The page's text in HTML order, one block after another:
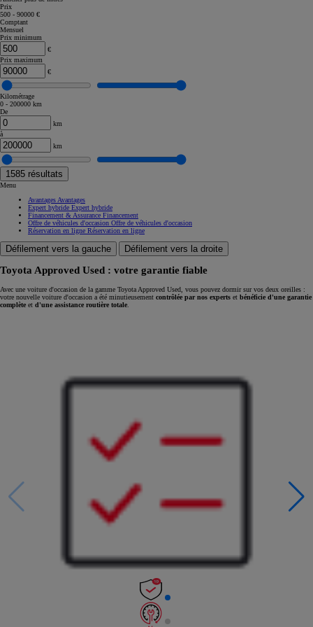
Prix
500 - 90000 €
Comptant
Mensuel
Prix minimum
€
Prix maximum
€
Kilométrage
0 - 200000 km
De
km
à
km
1585 résultats
Menu
Avantages Avantages
Expert hybride Expert hybride
Financement & Assurance Financement
Offre de véhicules d'occasion Offre de véhicules d'occasion
Réservation en ligne Réservation en ligne
Défilement vers la gauche Défilement vers la droite
Toyota Approved Used : votre garantie fiable
Avec une voiture d'occasion de la gamme Toyota Approved Used, vous pouvez dormir sur vos deux oreilles :
votre nouvelle voiture d'occasion a été minutieusement contrôlée par nos experts et bénéficie d'une garantie
complète et d'une assistance routière totale